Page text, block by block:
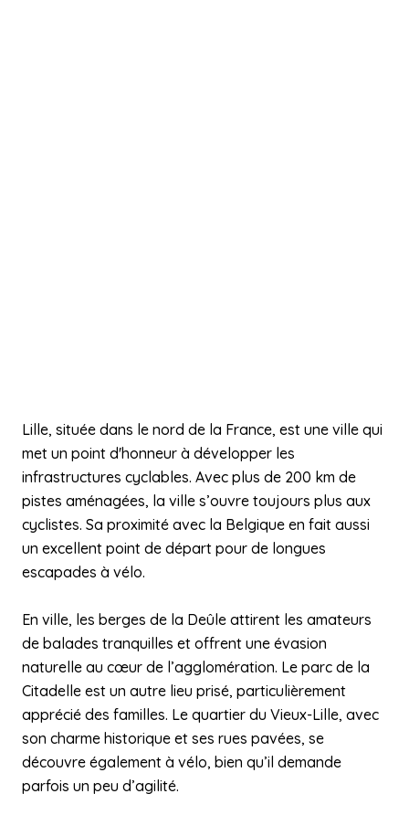
Lille, située dans le nord de la France, est une ville qui
met un point d'honneur à développer les
infrastructures cyclables. Avec plus de 200 km de
pistes aménagées, la ville s’ouvre toujours plus aux
cyclistes. Sa proximité avec la Belgique en fait aussi
un excellent point de départ pour de longues
escapades à vélo.
En ville, les berges de la Deûle attirent les amateurs
de balades tranquilles et offrent une évasion
naturelle au cœur de l’agglomération. Le parc de la
Citadelle est un autre lieu prisé, particulièrement
apprécié des familles. Le quartier du Vieux-Lille, avec
son charme historique et ses rues pavées, se
découvre également à vélo, bien qu’il demande
parfois un peu d’agilité.